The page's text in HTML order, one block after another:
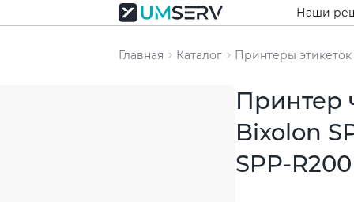
Наши
Главная Каталог Принтеры этикеток
Принтер
Bixolon
SPP-